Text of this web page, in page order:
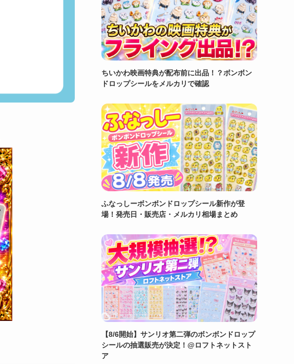
ちいかわ映画特典が配布前に出品！？ボンボン
ドロップシールをメルカリで確認
ふなっしーボンボンドロップシール新作が登
場！発売日・販売店・メルカリ相場まとめ
【8/6開始】サンリオ第二弾のボンボンドロップ
シールの抽選販売が決定！@ロフトネットスト
ア